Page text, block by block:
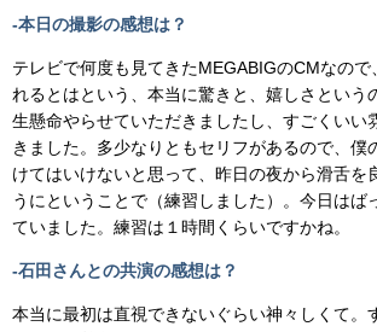
-本日の撮影の感想は？
テレビで何度も見てきたMEGABIGのCMなので
れるとはという、本当に驚きと、嬉しさという
生懸命やらせていただきましたし、すごくいい
きました。多少なりともセリフがあるので、僕
けてはいけないと思って、昨日の夜から滑舌を
うにということで（練習しました）。今日はば
ていました。練習は１時間くらいですかね。
-石田さんとの共演の感想は？
本当に最初は直視できないぐらい神々しくて。